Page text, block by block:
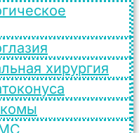
хирургия